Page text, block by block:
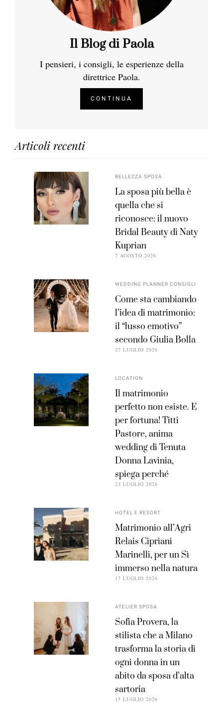
Il Blog di Paola
I pensieri, i consigli, le esperienze della
direttrice Paola.
CONTINUA
Articoli recenti
BELLEZZA SPOSA
La sposa più bella è
quella che si
riconosce: il nuovo
Bridal Beauty di Naty
Kuprian
7 AGOSTO 2026
WEDDING PLANNER CONSIGLI
Come sta cambiando
l’idea di matrimonio:
il “lusso emotivo”
secondo Giulia Bolla
27 LUGLIO 2026
LOCATION
Il matrimonio
perfetto non esiste. E
per fortuna! Titti
Pastore, anima
wedding di Tenuta
Donna Lavinia,
spiega perché
23 LUGLIO 2026
HOTEL E RESORT
Matrimonio all’Agri
Relais Cipriani
Marinelli, per un Sì
immerso nella natura
17 LUGLIO 2026
ATELIER SPOSA
Sofia Provera, la
stilista che a Milano
trasforma la storia di
ogni donna in un
abito da sposa d’alta
sartoria
15 LUGLIO 2026